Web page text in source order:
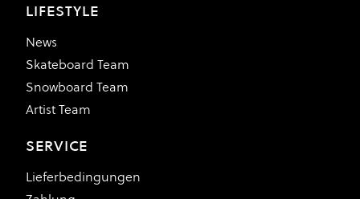
LIFESTYLE
News
Skateboard Team
Snowboard Team
Artist Team
SERVICE
Lieferbedingungen